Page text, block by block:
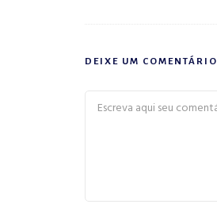
DEIXE UM COMENTÁRIO